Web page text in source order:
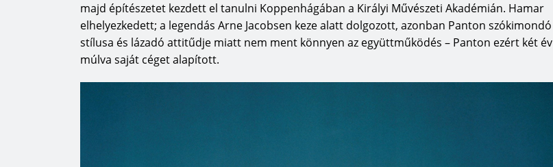
majd építészetet kezdett el tanulni Koppenhágában a Királyi Művészeti Akadémián. Hamar
elhelyezkedett; a legendás Arne Jacobsen keze alatt dolgozott, azonban Panton szókimondó
stílusa és lázadó attitűdje miatt nem ment könnyen az együttműködés – Panton ezért két év
múlva saját céget alapított.